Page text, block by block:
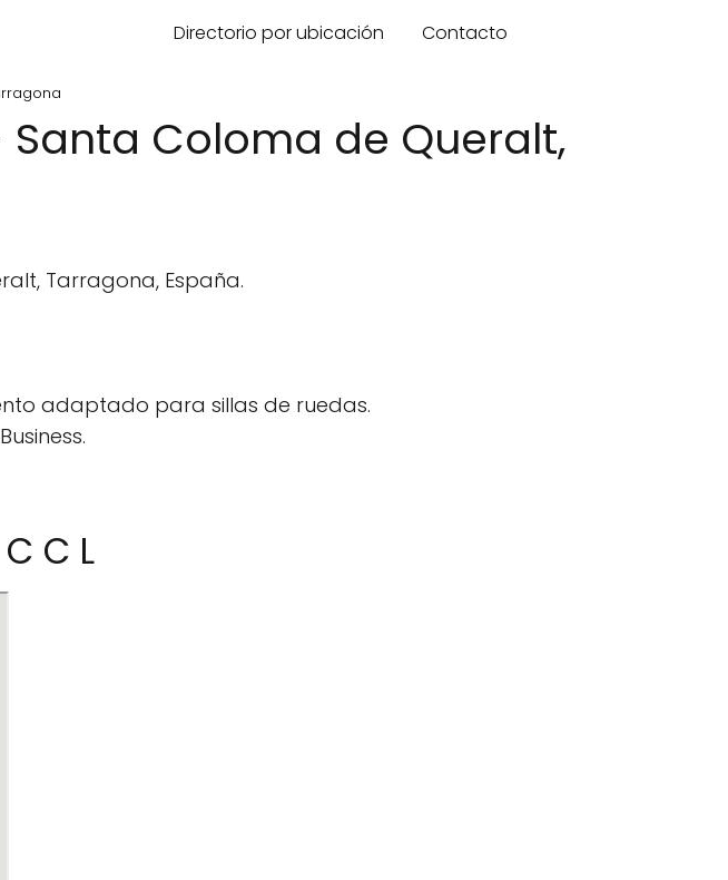
Directorio por ubicación Contacto
Coloma de Queralt,
Tarragona, España.
adaptado para sillas de ruedas.
C L